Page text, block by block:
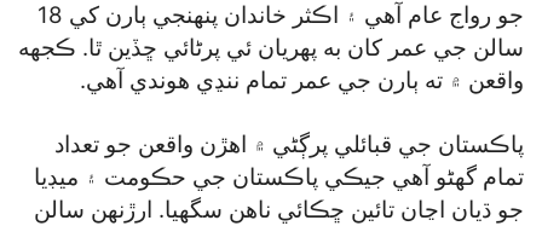
جو رواج عام آهي ۽ اڪثر خاندان پنهنجي ٻارن کي 18
سالن جي عمر کان به پهريان ئي پرڻائي ڇڏين ٿا. ڪجهه
واقعن ۾ ته ٻارن جي عمر تمام ننڍي هوندي آهي.
پاڪستان جي قبائلي پرڳڻي ۾ اهڙن واقعن جو تعداد
تمام گھڻو آهي جيڪي پاڪستان جي حڪومت ۽ ميڊيا
جو ڌيان اڃان تائين ڇڪائي ناهن سگھيا. ارڙنهن سالن